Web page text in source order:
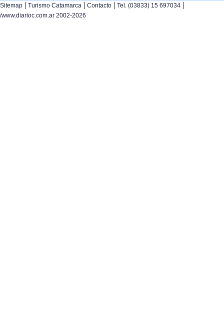
Sitemap | Turismo Catamarca | Contacto | Tel. (03833) 15 697034 |
/www.diarioc.com.ar 2002-2026